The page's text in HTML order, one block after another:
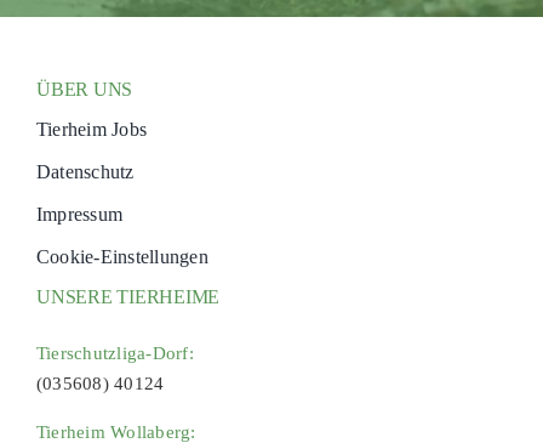
ÜBER UNS
Tierheim Jobs
Datenschutz
Impressum
Cookie-Einstellungen
UNSERE TIERHEIME
Tierschutzliga-Dorf:
(035608) 40124
Tierheim Wollaberg: